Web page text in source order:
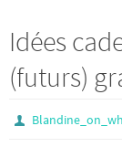
Idées
(futurs)